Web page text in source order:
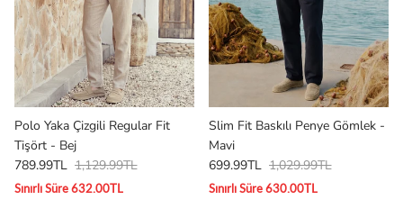
Polo Yaka Çizgili Regular Fit
Tişört - Bej
789.99TL 1,129.99TL
Sınırlı Süre 632.00TL
Slim Fit Baskılı Penye Gömlek -
Mavi
699.99TL 1,029.99TL
Sınırlı Süre 630.00TL